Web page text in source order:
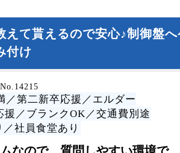
えて貰えるので安心♪制御盤
付け
／第二新卒応援／エルダー
援／ブランクOK／交通費別途
社員食堂あり